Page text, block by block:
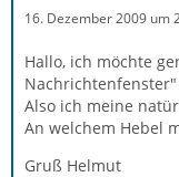
16. Dezember 2009 um
Hallo, ich möchte
Also ich meine
An welchem Hebel
Gruß Helmut